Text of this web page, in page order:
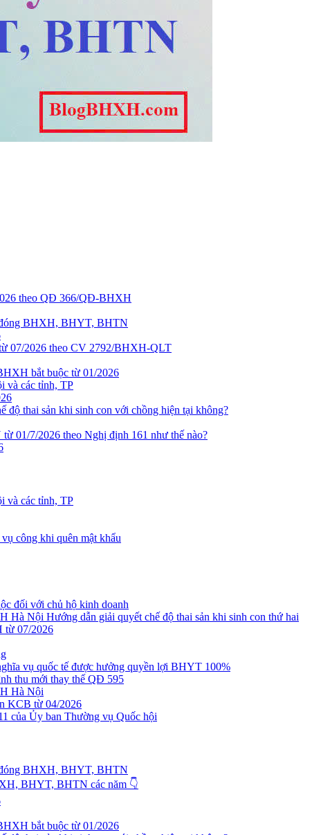
theo QĐ 366/QĐ-BHXH
BHXH, BHYT, BHTN
07/2026 theo CV 2792/BHXH-QLT
bắt buộc từ 01/2026
và các tỉnh, TP
độ thai sản khi sinh con với chồng hiện tại không?
01/7/2026 theo Nghị định 161 như thế nào?
và các tỉnh, TP
công khi quên mật khẩu
đối với chủ hộ kinh doanh
Nội Hướng dẫn giải quyết chế độ thai sản khi sinh con thứ hai
từ 07/2026
vụ quốc tế được hưởng quyền lợi BHYT 100%
thu mới thay thế QĐ 595
Hà Nội
KCB từ 04/2026
Ủy ban Thường vụ Quốc hội
BHXH, BHYT, BHTN
BHYT, BHTN các năm 👇
bắt buộc từ 01/2026